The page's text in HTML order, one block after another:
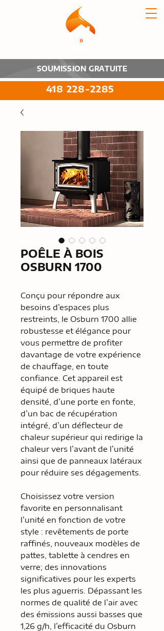
418 228-2285
SOUMISSION GRATUITE
POÊLE À BOIS
OSBURN 1700
Conçu pour répondre aux
besoins d’espaces plus
restreints, le Osburn 1700 allie
robustesse et élégance pour
vous permettre de profiter
davantage de votre expérience
de chauffage, en toute
confiance. Cet appareil est
équipé de briques haute
densité, d’une porte en fonte,
d’un bac de récupération
intégré, d’un déflecteur de
chaleur supérieur qui redirige la
chaleur vers l’avant de l’unité
ainsi que de panneaux latéraux
pour réduire ses dégagements.
Choisissez votre version
favorite en personnalisant
l’unité en fonction de votre
style : revêtements de porte
raffinés, nouveaux modèles de
pattes, tablette à cendres en
verre; des innovations
significatives pour les experts
les plus aguerris. Dépassant les
normes de qualité de l’air avec
des émissions aussi basses que
1,26 g/h, l’efficacité du Osburn